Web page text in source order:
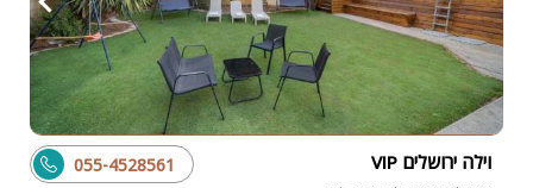
וילה ירושלים VIP 055-4528561